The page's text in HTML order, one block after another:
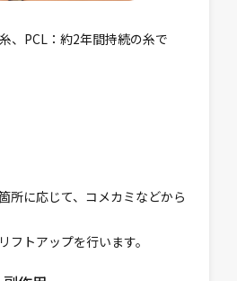
、PCL：約2年間持続の糸で
所に応じて、コメカミなどから
フトアップを行います。